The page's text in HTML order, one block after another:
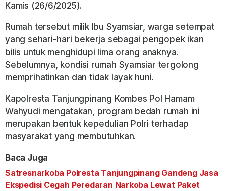
Kamis (26/6/2025).
Rumah tersebut milik Ibu Syamsiar, warga setempat
yang sehari-hari bekerja sebagai pengopek ikan
bilis untuk menghidupi lima orang anaknya.
Sebelumnya, kondisi rumah Syamsiar tergolong
memprihatinkan dan tidak layak huni.
Kapolresta Tanjungpinang Kombes Pol Hamam
Wahyudi mengatakan, program bedah rumah ini
merupakan bentuk kepedulian Polri terhadap
masyarakat yang membutuhkan.
Baca Juga
Satresnarkoba Polresta Tanjungpinang Gandeng Jasa
Ekspedisi Cegah Peredaran Narkoba Lewat Paket